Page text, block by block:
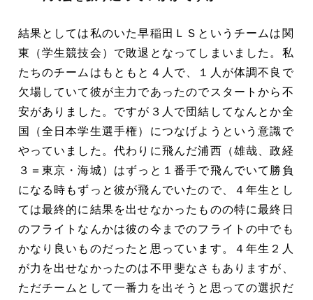
結果としては私のいた早稲田ＬＳというチームは関
東（学生競技会）で敗退となってしまいました。私
たちのチームはもともと４人で、１人が体調不良で
欠場していて彼が主力であったのでスタートから不
安がありました。ですが３人で団結してなんとか全
国（全日本学生選手権）につなげようという意識で
やっていました。代わりに飛んだ浦西（雄哉、政経
３＝東京・海城）はずっと１番手で飛んでいて勝負
になる時もずっと彼が飛んでいたので、４年生とし
ては最終的に結果を出せなかったものの特に最終日
のフライトなんかは彼の今までのフライトの中でも
かなり良いものだったと思っています。４年生２人
が力を出せなかったのは不甲斐なさもありますが、
ただチームとして一番力を出そうと思っての選択だ